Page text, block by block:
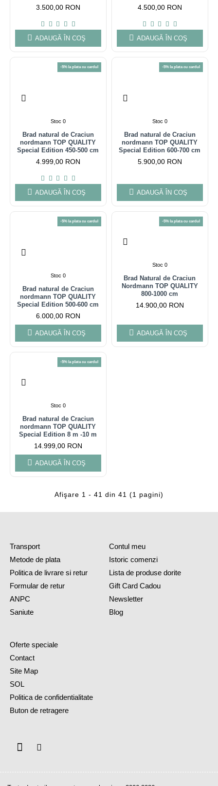
3.500,00 RON
ADAUGĂ ÎN COŞ
4.500,00 RON
ADAUGĂ ÎN COŞ
-5% la plata cu cardul
Stoc 0
Brad natural de Craciun
nordmann TOP QUALITY
Special Edition 450-500 cm
4.999,00 RON
ADAUGĂ ÎN COŞ
-5% la plata cu cardul
Stoc 0
Brad natural de Craciun
nordmann TOP QUALITY
Special Edition 600-700 cm
5.900,00 RON
ADAUGĂ ÎN COŞ
-5% la plata cu cardul
Stoc 0
Brad natural de Craciun
nordmann TOP QUALITY
Special Edition 500-600 cm
6.000,00 RON
ADAUGĂ ÎN COŞ
-5% la plata cu cardul
Stoc 0
Brad Natural de Craciun
Nordmann TOP QUALITY
800-1000 cm
14.900,00 RON
ADAUGĂ ÎN COŞ
-5% la plata cu cardul
Stoc 0
Brad natural de Craciun
nordmann TOP QUALITY
Special Edition 8 m -10 m
14.999,00 RON
ADAUGĂ ÎN COŞ
Afişare 1 - 41 din 41 (1 pagini)
Transport
Metode de plata
Politica de livrare si retur
Formular de retur
ANPC
Saniute
Contul meu
Istoric comenzi
Lista de produse dorite
Gift Card Cadou
Newsletter
Blog
Oferte speciale
Contact
Site Map
SOL
Politica de confidentialitate
Buton de retragere